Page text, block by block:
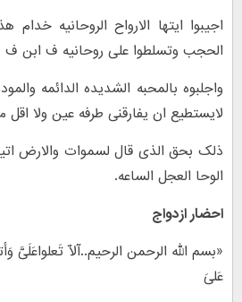
اجیبوا ایتها الارواح الروحانیه خدام
الحجب وتسلطوا على روحانیه ف ابن ف
واجلبوه بالمحبه الشدیده الدائمه
لایستطیع ان یفارقنی طرفه عین ولا اقل
ذلک بحق الذی قال لسموات والارض
الوحا العجل الساعه.
احضار ازدواج
«بسم الله الرحمن الرحیم..آلّا تَعلواعَلَیَّ
عَلیَ